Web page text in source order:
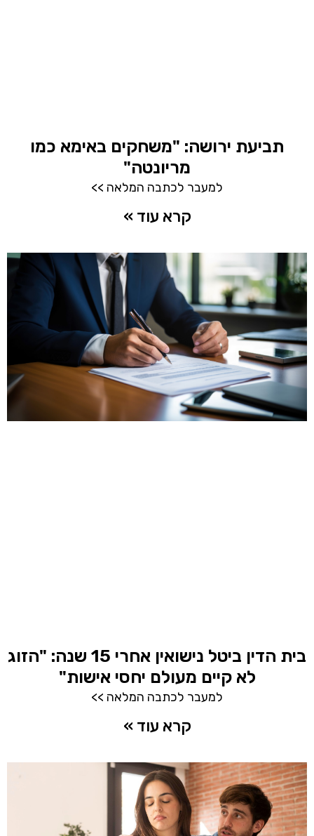
תביעת ירושה: "משחקים באימא כמו
מריונטה"
למעבר לכתבה המלאה >>
קרא עוד »
בית הדין ביטל נישואין אחרי 15 שנה: "הזוג
לא קיים מעולם יחסי אישות"
למעבר לכתבה המלאה >>
קרא עוד »